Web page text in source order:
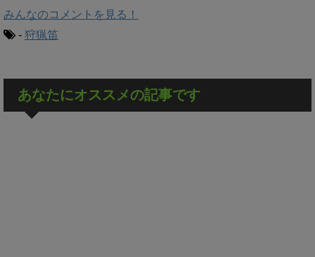
みんなのコメントを見る！
- 狩猟笛
あなたにオススメの記事です